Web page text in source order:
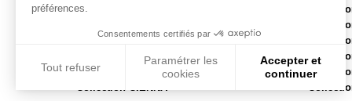
Collection ALBA
Collection BUBR
Collection BUNI
Collection CABAS
Collection CIENNA
préférences.
Consentements certifiés par
Tout refuser
Paramétrer les
cookies
Accepter et
continuer